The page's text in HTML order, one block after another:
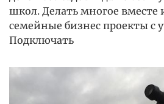
школ. Делать многое вместе
семейные бизнес проекты с
Подключать